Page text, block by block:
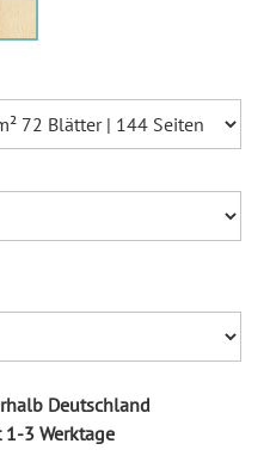
Deutschland
3 Werktage